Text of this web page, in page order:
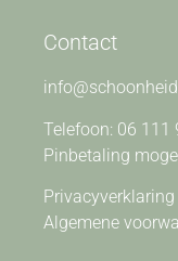
Contact
Telefoon: 06 111
Pinbetaling
Privacyverklaring
Algemene